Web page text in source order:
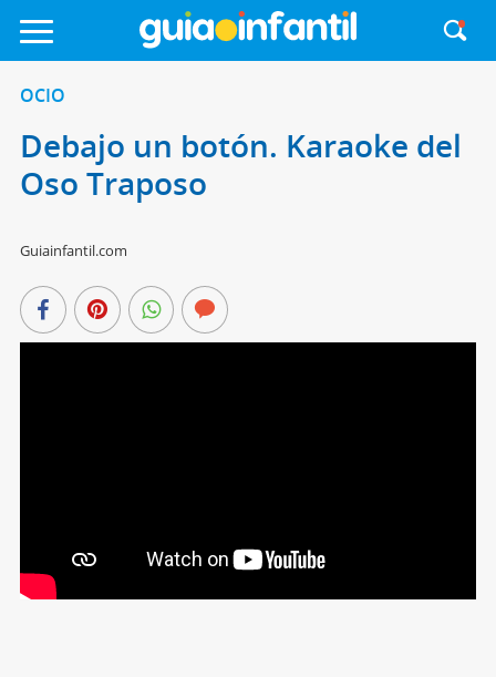
OCIO
Debajo un botón. Karaoke del
Oso Traposo
Guiainfantil.com